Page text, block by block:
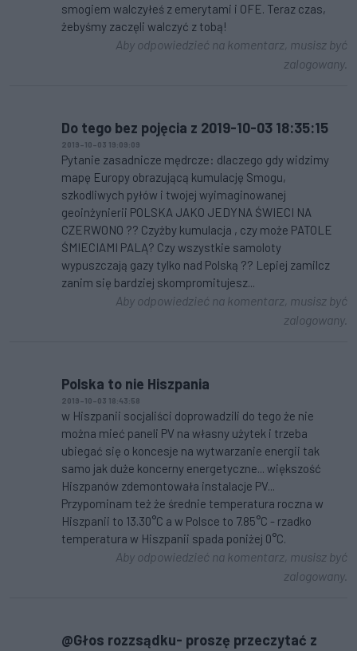
smogiem walczyłeś z emerytami i OFE. Teraz czas,
żebyśmy zaczęli walczyć z tobą!
Aby odpowiedzieć na komentarz, musisz być
zalogowany.
Do tego bez pojęcia z 2019-10-03 18:35:15
2019-10-03 19:09:09
Pytanie zasadnicze mędrcze: dlaczego gdy widzimy
mapę Europy obrazującą kumulację Smogu,
szkodliwych pyłów i twojej wyimaginowanej
geoinżynierii POLSKA JAKO JEDYNA ŚWIECI NA
CZERWONO ?? Czyżby kumulacja , czy może PATOLE
ŚMIECIAMI PALĄ? Czy wszystkie samoloty
wypuszczają gazy tylko nad Polską ?? Lepiej zamilcz
zanim się bardziej skompromitujesz...
Aby odpowiedzieć na komentarz, musisz być
zalogowany.
Polska to nie Hiszpania
2019-10-03 18:43:58
w Hiszpanii socjaliści doprowadzili do tego że nie
można mieć paneli PV na własny użytek i trzeba
ubiegać się o koncesje na wytwarzanie energii tak
samo jak duże koncerny energetyczne... większość
Hiszpanów zdemontowała instalacje PV...
Przypominam też że średnie temperatura roczna w
Hiszpanii to 13.30°C a w Polsce to 7.85°C - rzadko
temperatura w Hiszpanii spada poniżej 0°C.
Aby odpowiedzieć na komentarz, musisz być
zalogowany.
@Głos rozzsądku- proszę przeczytać z